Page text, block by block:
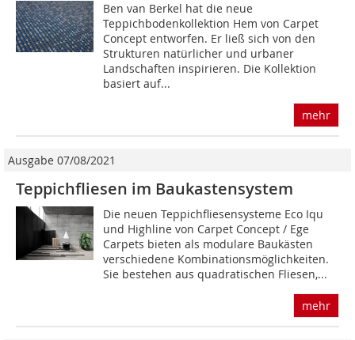
Ben van Berkel hat die neue
Teppichbodenkollektion Hem von Carpet
Concept entworfen. Er ließ sich von den
Strukturen natürlicher und urbaner
Landschaften inspirieren. Die Kollektion
basiert auf...
mehr
Ausgabe 07/08/2021
Teppichfliesen im Baukastensystem
Die neuen Teppichfliesensysteme Eco Iqu
und Highline von Carpet Concept / Ege
Carpets bieten als modulare Baukästen
verschiedene Kombinationsmöglichkeiten.
Sie bestehen aus quadratischen Fliesen,...
mehr